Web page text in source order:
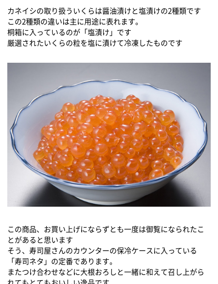
カネイシの取り扱ういくらは醤油漬けと塩漬けの2種類です
この2種類の違いは主に用途に表れます。
桐箱に入っているのが「塩漬け」です
厳選されたいくらの粒を塩に漬けて冷凍したものです
この商品、お買い上げにならずとも一度は御覧になられたこ
とがあると思います
そう、寿司屋さんのカウンターの保冷ケースに入っている
「寿司ネタ」の定番であります。
またつけ合わせなどに大根おろしと一緒に和えて召し上がら